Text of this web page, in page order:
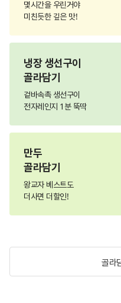
몇시간을 우린거야
미친듯한 깊은 맛!
냉장 생선구이
골라담기
겉바속촉 생선구이
전자레인지 1분 뚝딱
만두
골라담기
왕교자 베스트도
더사면 더할인!
골라